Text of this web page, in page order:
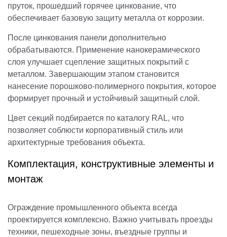
пруток, прошедший горячее цинкование, что
обеспечивает базовую защиту металла от коррозии.
После цинкования панели дополнительно
обрабатываются. Применение нанокерамического
слоя улучшает сцепление защитных покрытий с
металлом. Завершающим этапом становится
нанесение порошково-полимерного покрытия, которое
формирует прочный и устойчивый защитный слой.
Цвет секций подбирается по каталогу RAL, что
позволяет соблюсти корпоративный стиль или
архитектурные требования объекта.
Комплектация, конструктивные элементы и
монтаж
Ограждение промышленного объекта всегда
проектируется комплексно. Важно учитывать проезды
техники, пешеходные зоны, въездные группы и